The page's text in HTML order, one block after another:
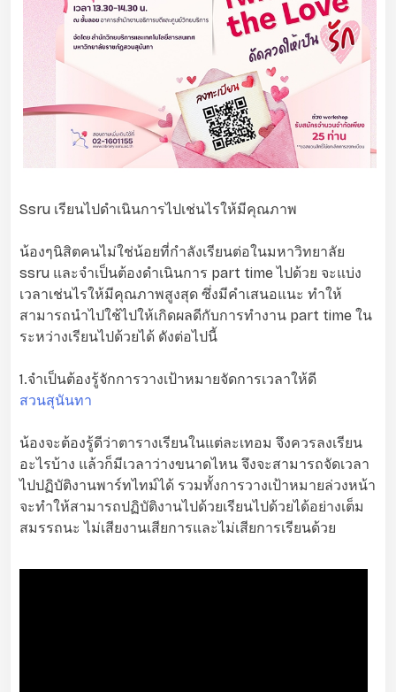
Ssru เรียนไปดำเนินการไปเช่นไรให้มีคุณภาพ
น้องๆนิสิตคนไม่ใช่น้อยที่กำลังเรียนต่อในมหาวิทยาลัย
ssru และจำเป็นต้องดำเนินการ part time ไปด้วย จะแบ่ง
เวลาเช่นไรให้มีคุณภาพสูงสุด ซึ่งมีคำเสนอแนะ ทำให้
สามารถนำไปใช้ไปให้เกิดผลดีกับการทำงาน part time ใน
ระหว่างเรียนไปด้วยได้ ดังต่อไปนี้
1.จำเป็นต้องรู้จักการวางเป้าหมายจัดการเวลาให้ดี
สวนสุนันทา
น้องจะต้องรู้ดีว่าตารางเรียนในแต่ละเทอม จึงควรลงเรียน
อะไรบ้าง แล้วก็มีเวลาว่างขนาดไหน จึงจะสามารถจัดเวลา
ไปปฏิบัติงานพาร์ทไทม์ได้ รวมทั้งการวางเป้าหมายล่วงหน้า
จะทำให้สามารถปฏิบัติงานไปด้วยเรียนไปด้วยได้อย่างเต็ม
สมรรถนะ ไม่เสียงานเสียการและไม่เสียการเรียนด้วย